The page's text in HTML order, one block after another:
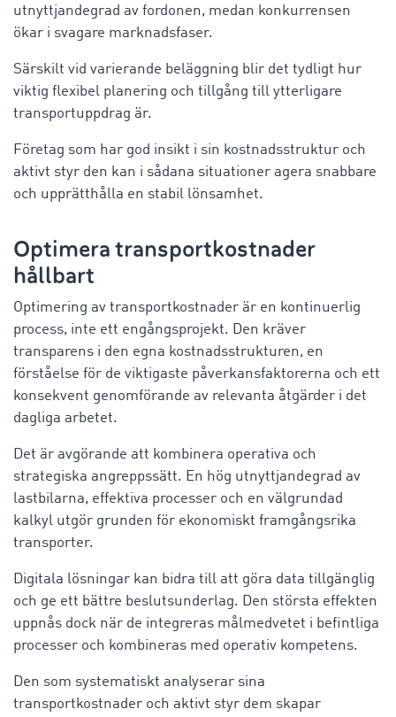
utnyttjandegrad av fordonen, medan konkurrensen
ökar i svagare marknadsfaser.
Särskilt vid varierande beläggning blir det tydligt hur
viktig flexibel planering och tillgång till ytterligare
transportuppdrag är.
Företag som har god insikt i sin kostnadsstruktur och
aktivt styr den kan i sådana situationer agera snabbare
och upprätthålla en stabil lönsamhet.
Optimera transportkostnader
hållbart
Optimering av transportkostnader är en kontinuerlig
process, inte ett engångsprojekt. Den kräver
transparens i den egna kostnadsstrukturen, en
förståelse för de viktigaste påverkansfaktorerna och ett
konsekvent genomförande av relevanta åtgärder i det
dagliga arbetet.
Det är avgörande att kombinera operativa och
strategiska angreppssätt. En hög utnyttjandegrad av
lastbilarna, effektiva processer och en välgrundad
kalkyl utgör grunden för ekonomiskt framgångsrika
transporter.
Digitala lösningar kan bidra till att göra data tillgänglig
och ge ett bättre beslutsunderlag. Den största effekten
uppnås dock när de integreras målmedvetet i befintliga
processer och kombineras med operativ kompetens.
Den som systematiskt analyserar sina
transportkostnader och aktivt styr dem skapar